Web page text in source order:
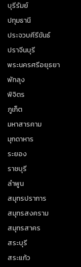
บุรีรัมย์
ปทุมธานี
ประจวบคีรีขันธ์
ปราจีนบุรี
พระนครศรีอยุธยา
พัทลุง
พิจิตร
ภูเก็ต
มหาสารคาม
มุกดาหาร
ระยอง
ราชบุรี
ลำพูน
สมุทรปราการ
สมุทรสงคราม
สมุทรสาคร
สระบุรี
สระแก้ว